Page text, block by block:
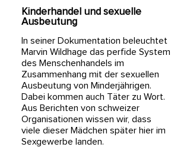
Kinderhandel und sexuelle
Ausbeutung
In seiner Dokumentation beleuchtet
Marvin Wildhage das perfide System
des Menschenhandels im
Zusammenhang mit der sexuellen
Ausbeutung von Minderjährigen.
Dabei kommen auch Täter zu Wort.
Aus Berichten von schweizer
Organisationen wissen wir, dass
viele dieser Mädchen später hier im
Sexgewerbe landen.